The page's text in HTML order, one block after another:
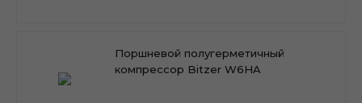
Поршневой полугерметичный
компрессор Bitzer W6HA